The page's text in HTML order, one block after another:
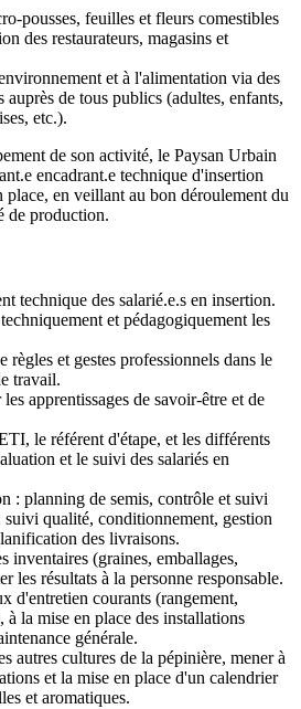
pousses, feuilles et fleurs comestibles
des restaurateurs, magasins et
et à l'alimentation via des
auprès de tous publics (adultes, enfants,
etc.).
de son activité, le Paysan Urbain
encadrant.e technique d'insertion
en veillant au bon déroulement du
de production.
technique des salarié.e.s en insertion.
et pédagogiquement les
règles et gestes professionnels dans le
travail.
apprentissages de savoir-être et de
le référent d'étape, et les différents
et le suivi des salariés en
: planning de semis, contrôle et suivi
suivi qualité, conditionnement, gestion
des livraisons.
inventaires (graines, emballages,
les résultats à la personne responsable.
d'entretien courants (rangement,
à la mise en place des installations
générale.
autres cultures de la pépinière, mener à
et la mise en place d'un calendrier
et aromatiques.